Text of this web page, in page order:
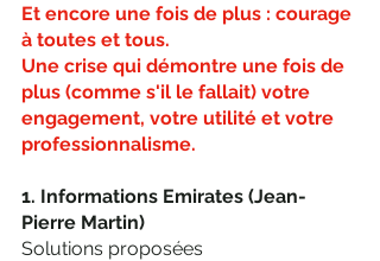
Et encore une fois de plus : courage
à toutes et tous.
Une crise qui démontre une fois de
plus (comme s'il le fallait) votre
engagement, votre utilité et votre
professionnalisme.
1. Informations Emirates (Jean-
Pierre Martin)
Solutions proposées